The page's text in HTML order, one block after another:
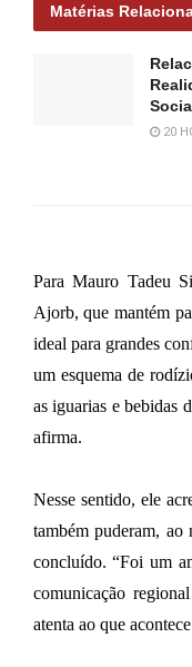
Matérias
20
Para Mauro Tadeu
Ajorb, que mantém
ideal para grandes
um esquema de
as iguarias e bebidas
afirma.
Nesse sentido, ele
também puderam,
concluído. “Foi um
comunicação
atenta ao que